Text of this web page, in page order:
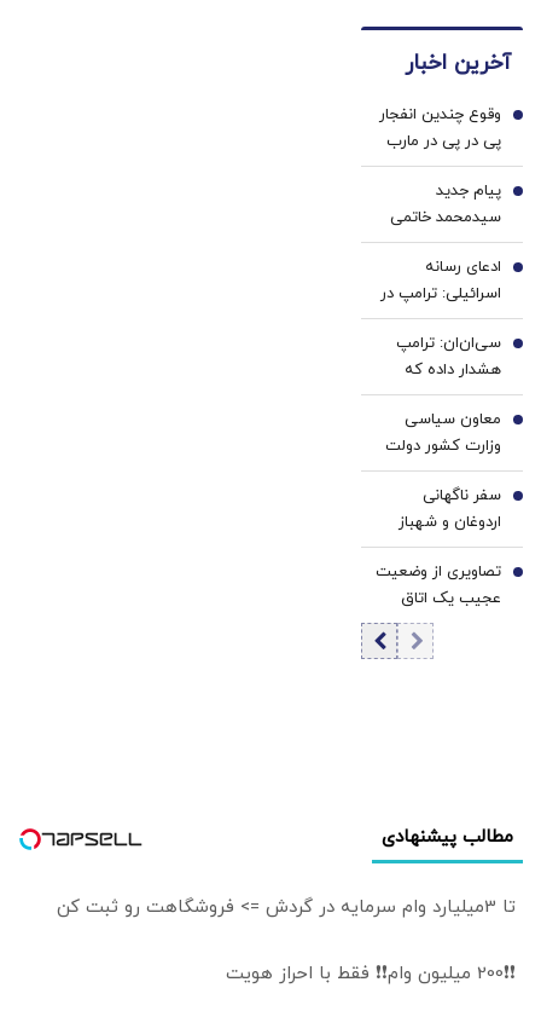
🔥
پزشکی
سفید
کننده
خانگی
ژل
کننده
دندان!
خرید40%تخفیف
آخرین اخبار
وقوع چندین انفجار
پی در پی در مارب
یمن
1
پیام جدید
سیدمحمد خاتمی
2
ادعای رسانه
اسرائیلی: ترامپ در
مسیر توافق با ایران
قرار دارد
3
سی‌ان‌ان: ترامپ
هشدار داده که
افشای موجودی
مهمات، آمریکا را
مذاکرات، در
وضعیت ضعیف
نشان می‌دهد |
کمبود سامانه‌های
متحدان عرب
آمریکا را نگران کرده
4
معاون سیاسی
وزارت کشور دولت
اصلاحات: سر باز
زدن از مذاکره‌ جز
بهانه به دشمن
دادن نتیجه‌ای
ندارد/ اگر رفتارهای
مخالفان مذاکره
مهار نشود، کشور
آسیب می‌بیند/
5
سفر ناگهانی
اردوغان و شهباز
شریف به عربستان/
در ریاض چه خبر
است؟
6
تصاویری از وضعیت
عجیب یک اتاق
عمل در لحظه وقوع
زلزله 7 ریشتری+
7
مطالب پیشنهادی
تا 3میلیارد وام سرمایه در گردش => فروشگاهت رو ثبت کن
❗❗200 میلیون وام❗❗ فقط با احراز هویت